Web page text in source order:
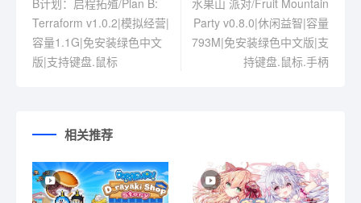
Terraform v1.0.2|模拟经营|
容量1.1G|免安装绿色中文
版|支持键盘.鼠标
Party v0.8.0|休闲益智|容量
793M|免安装绿色中文版|支
持键盘.鼠标.手柄
相关推荐